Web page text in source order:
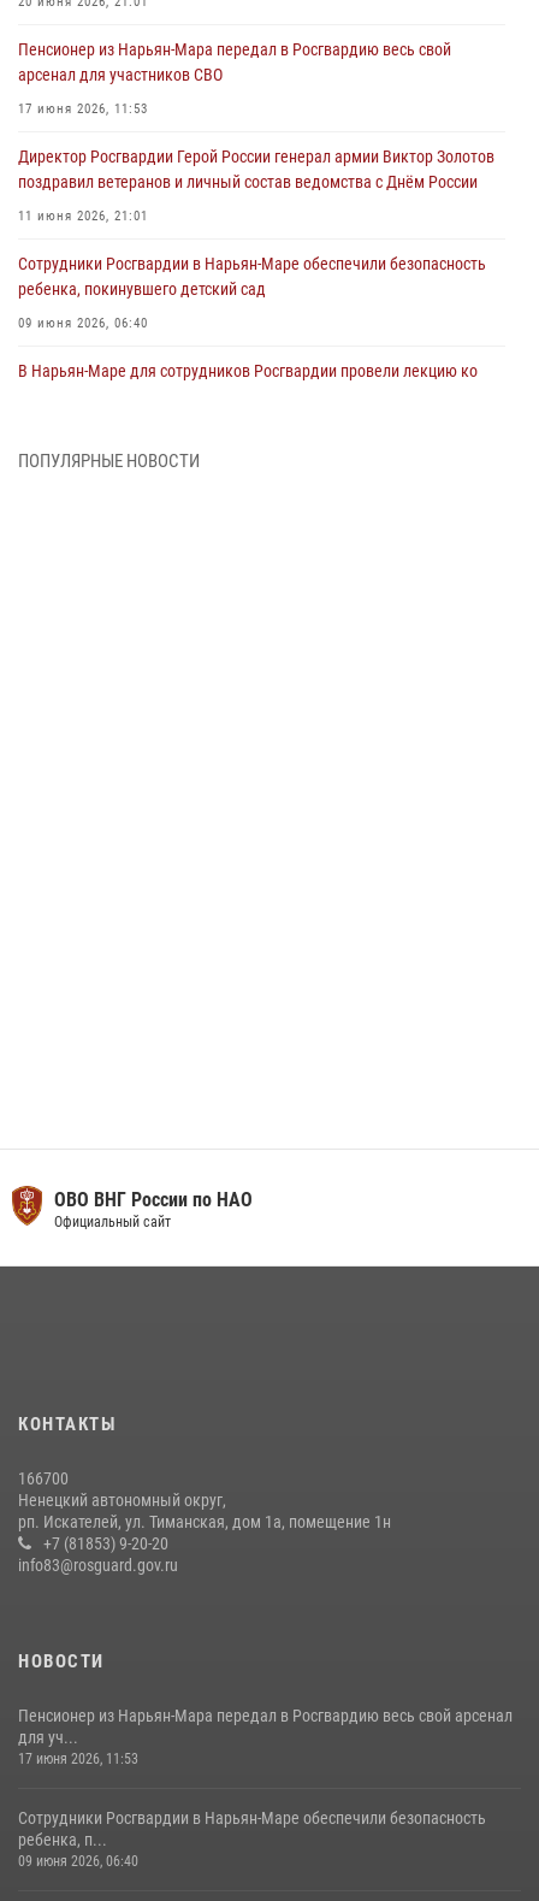
Пенсионер из Нарьян-Мара передал в Росгвардию весь свой
арсенал для участников СВО
17 июня 2026, 11:53
Директор Росгвардии Герой России генерал армии Виктор Золотов
поздравил ветеранов и личный состав ведомства с Днём России
11 июня 2026, 21:01
Сотрудники Росгвардии в Нарьян-Маре обеспечили безопасность
ребенка, покинувшего детский сад
09 июня 2026, 06:40
В Нарьян-Маре для сотрудников Росгвардии провели лекцию ко
ПОПУЛЯРНЫЕ НОВОСТИ
ОВО ВНГ России по НАО
Официальный сайт
КОНТАКТЫ
166700
Ненецкий автономный округ,
рп. Искателей, ул. Тиманская, дом 1а, помещение 1н
+7 (81853) 9-20-20
info83@rosguard.gov.ru
НОВОСТИ
Пенсионер из Нарьян-Мара передал в Росгвардию весь свой арсенал
для уч...
17 июня 2026, 11:53
Сотрудники Росгвардии в Нарьян-Маре обеспечили безопасность
ребенка, п...
09 июня 2026, 06:40